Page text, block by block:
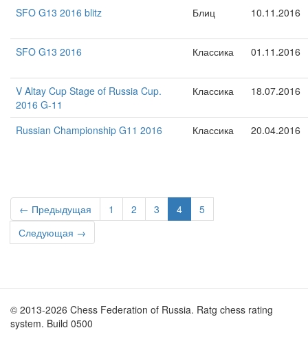
SFO G13 2016 blitz Блиц 10.11.2016
SFO G13 2016 Классика 01.11.2016
V Altay Cup Stage of Russia Cup.
2016 G-11
Классика 18.07.2016
Russian Championship G11 2016 Классика 20.04.2016
← Предыдущая 1 2 3 4
5
Следующая →
© 2013-2026 Chess Federation of Russia. Ratg chess rating
system. Build 0500